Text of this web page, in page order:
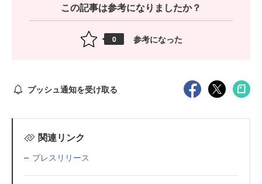
この記事は参考になりましたか？
0 参考になった
プッシュ通知を受け取る
関連リンク
プレスリリース